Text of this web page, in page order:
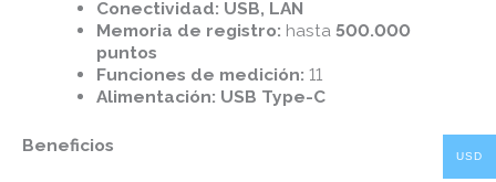
Conectividad: USB, LAN
Memoria de registro: hasta 500.000
puntos
Funciones de medición: 11
Alimentación: USB Type-C
Beneficios
USD